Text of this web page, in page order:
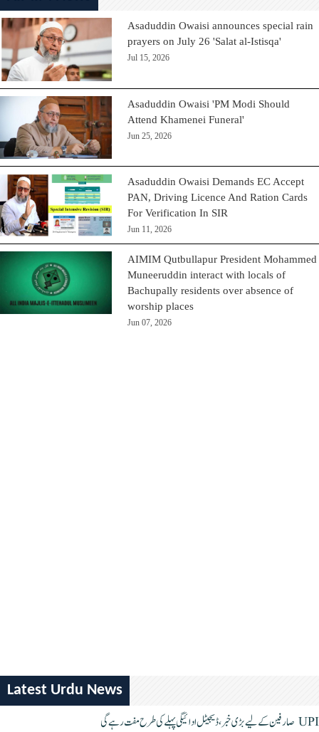
Asaduddin Owaisi announces special rain
prayers on July 26 'Salat al-Istisqa'
Jul 15, 2026
Asaduddin Owaisi 'PM Modi Should
Attend Khamenei Funeral'
Jun 25, 2026
Asaduddin Owaisi Demands EC Accept
PAN, Driving Licence And Ration Cards
For Verification In SIR
Jun 11, 2026
AIMIM Qutbullapur President Mohammed
Muneeruddin interact with locals of
Bachupally residents over absence of
worship places
Jun 07, 2026
Latest Urdu News
UPI صارفین کے لیے بڑی خبر، ڈیجیٹل ادائیگی پہلے کی طرح مفت رہے گی